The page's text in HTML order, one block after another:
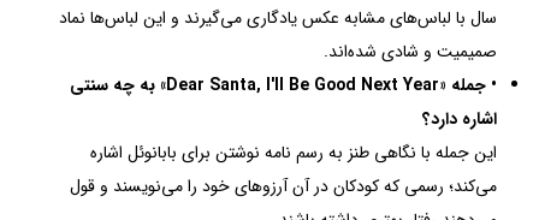
سال با لباس‌های مشابه عکس یادگاری می‌گیرند و این لباس‌ها نماد
صمیمیت و شادی شده‌اند.
• جمله «Dear Santa, I'll Be Good Next Year» به چه سنتی
اشاره دارد؟
این جمله با نگاهی طنز به رسم نامه نوشتن برای بابانوئل اشاره
می‌کند؛ رسمی که کودکان در آن آرزوهای خود را می‌نویسند و قول